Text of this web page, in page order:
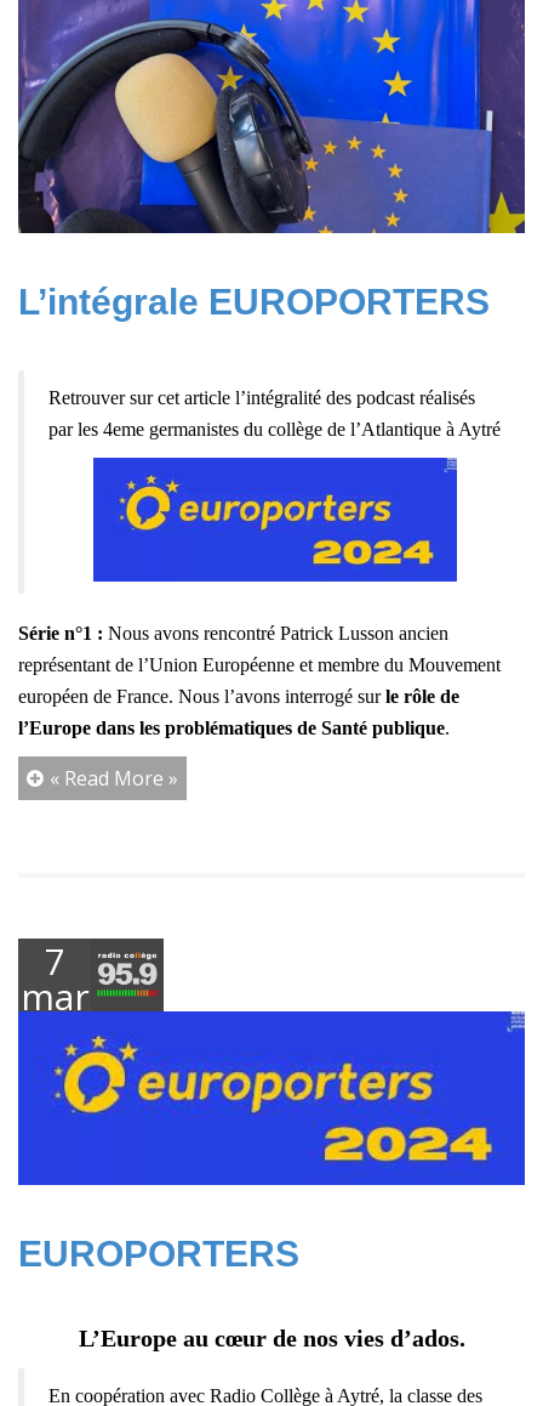
L’intégrale EUROPORTERS
Retrouver sur cet article l’intégralité des podcast réalisés
par les 4eme germanistes du collège de l’Atlantique à Aytré
Série n°1 : Nous avons rencontré Patrick Lusson ancien
représentant de l’Union Européenne et membre du Mouvement
européen de France. Nous l’avons interrogé surle rôle de
l’Europe dans les problématiques de Santé publique.
« Read More »
7
mars
2024
EUROPORTERS
L’Europe au cœur de nos vies d’ados.
En coopération avec Radio Collège à Aytré, la classe des